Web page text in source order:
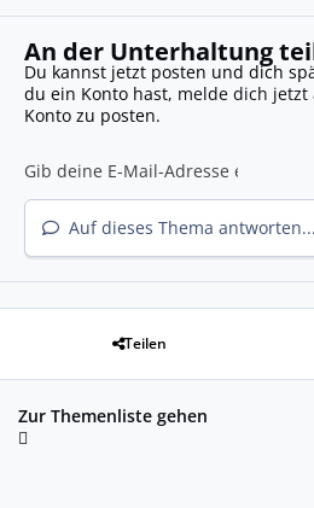
An der Unterhaltung
Du kannst jetzt posten und dich
du ein Konto hast, melde dich jetzt
Konto zu posten.
Auf dieses Thema antworten...
Teilen
Zur Themenliste gehen